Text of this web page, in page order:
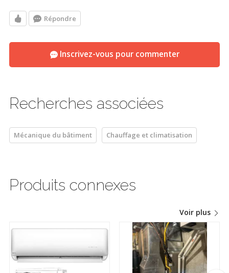
Répondre
Inscrivez-vous pour commenter
Recherches associées
Mécanique du bâtiment Chauffage et climatisation
Produits connexes
Voir plus